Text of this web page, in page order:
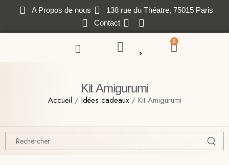
A Propos de nous
138 rue du Théatre, 75015 Paris
Contact
0
Kit Amigurumi
Accueil / Idées cadeaux/ Kit Amigurumi